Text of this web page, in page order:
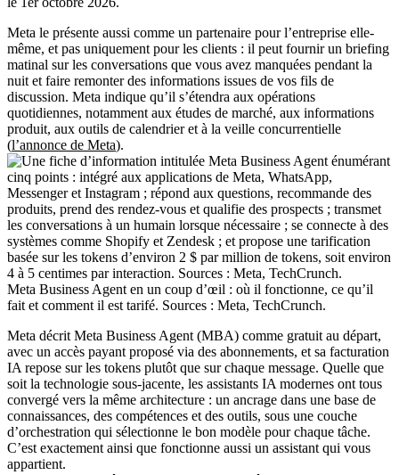
Meta le présente aussi comme un partenaire pour l’entreprise elle-
même, et pas uniquement pour les clients : il peut fournir un briefing
matinal sur les conversations que vous avez manquées pendant la
nuit et faire remonter des informations issues de vos fils de
discussion. Meta indique qu’il s’étendra aux opérations
quotidiennes, notamment aux études de marché, aux informations
produit, aux outils de calendrier et à la veille concurrentielle
(l’annonce de Meta).
Meta Business Agent en un coup d’œil : où il fonctionne, ce qu’il
fait et comment il est tarifé. Sources : Meta, TechCrunch.
Meta décrit Meta Business Agent (MBA) comme gratuit au départ,
avec un accès payant proposé via des abonnements, et sa facturation
IA repose sur les tokens plutôt que sur chaque message. Quelle que
soit la technologie sous-jacente, les assistants IA modernes ont tous
convergé vers la même architecture : un ancrage dans une base de
connaissances, des compétences et des outils, sous une couche
d’orchestration qui sélectionne le bon modèle pour chaque tâche.
C’est exactement ainsi que fonctionne aussi un assistant qui vous
appartient.